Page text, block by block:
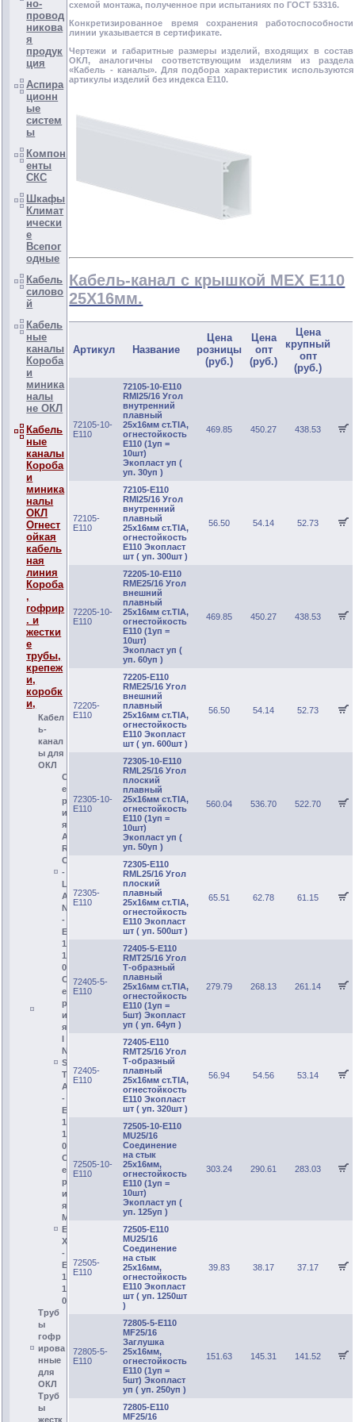
но-
провод
никова
я
продук
ция
Аспира
ционн
ые
систем
ы
Компон
енты
СКС
Шкафы
Климат
ически
е
Всепог
одные
Кабель
силово
й
Кабель
ные
каналы
Короба
и
миника
налы
не ОКЛ
Кабель
ные
каналы
Короба
и
миника
налы
ОКЛ
Огнест
ойкая
кабель
ная
линия
Короба
,
гофрир
. и
жестки
е
трубы,
крепеж
и,
коробк
и,
Кабел
ь-
канал
ы для
ОКЛ
С
е
р
и
я
A
R
C
-
L
A
N
-
E
1
1
0
С
е
р
и
я
I
N
S
T
A
-
E
1
1
0
С
е
р
и
я
M
E
X
-
E
1
1
0
Труб
ы
гофр
ирова
нные
для
ОКЛ
Труб
ы
жестк
схемой монтажа, полученное при испытаниях по ГОСТ 53316.
Конкретизированное время сохранения работоспособности
линии указывается в сертификате.
Чертежи и габаритные размеры изделий, входящих в состав
ОКЛ, аналогичны соответствующим изделиям из раздела
«Кабель - каналы». Для подбора характеристик используются
артикулы изделий без индекса Е110.
Кабель-канал c крышкой MEX E110
25Х16мм.
Артикул Название
Цена
розницы
(руб.)
Цена
опт
(руб.)
Цена
крупный
опт
(руб.)
72105-10-
E110
72105-10-E110
RMI25/16 Угол
внутренний
плавный
25х16мм ст.TIA,
огнестойкость
E110 (1уп =
10шт)
Экопласт уп (
уп. 30уп )
469.85 450.27 438.53
72105-
E110
72105-E110
RMI25/16 Угол
внутренний
плавный
25х16мм ст.TIA,
огнестойкость
E110 Экопласт
шт ( уп. 300шт )
56.50 54.14 52.73
72205-10-
E110
72205-10-E110
RME25/16 Угол
внешний
плавный
25х16мм ст.TIA,
огнестойкость
E110 (1уп =
10шт)
Экопласт уп (
уп. 60уп )
469.85 450.27 438.53
72205-
E110
72205-E110
RME25/16 Угол
внешний
плавный
25х16мм ст.TIA,
огнестойкость
E110 Экопласт
шт ( уп. 600шт )
56.50 54.14 52.73
72305-10-
E110
72305-10-E110
RML25/16 Угол
плоский
плавный
25х16мм ст.TIA,
огнестойкость
E110 (1уп =
10шт)
Экопласт уп (
уп. 50уп )
560.04 536.70 522.70
72305-
E110
72305-E110
RML25/16 Угол
плоский
плавный
25х16мм ст.TIA,
огнестойкость
E110 Экопласт
шт ( уп. 500шт )
65.51 62.78 61.15
72405-5-
E110
72405-5-E110
RMT25/16 Угол
Т-образный
плавный
25х16мм ст.TIA,
огнестойкость
E110 (1уп =
5шт) Экопласт
уп ( уп. 64уп )
279.79 268.13 261.14
72405-
E110
72405-E110
RMT25/16 Угол
Т-образный
плавный
25х16мм ст.TIA,
огнестойкость
E110 Экопласт
шт ( уп. 320шт )
56.94 54.56 53.14
72505-10-
E110
72505-10-E110
MU25/16
Соединение
на стык
25х16мм,
огнестойкость
E110 (1уп =
10шт)
Экопласт уп (
уп. 125уп )
303.24 290.61 283.03
72505-
E110
72505-E110
MU25/16
Соединение
на стык
25х16мм,
огнестойкость
E110 Экопласт
шт ( уп. 1250шт
)
39.83 38.17 37.17
72805-5-
E110
72805-5-E110
MF25/16
Заглушка
25х16мм,
огнестойкость
E110 (1уп =
5шт) Экопласт
уп ( уп. 250уп )
151.63 145.31 141.52
72805-E110
MF25/16